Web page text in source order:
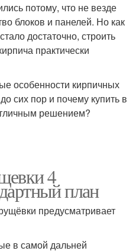
потому, что не везде
блоков и панелей. Но как
достаточно, строить
практически
особенности кирпичных
сих пор и почему купить в
решением?
4
план
предусматривает
в самой дальней